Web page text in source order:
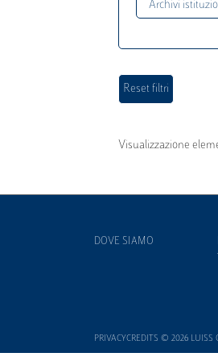
Archivi
Visualizzazione
DOVE SIAMO
PRIVACYCREDITS © 2026 LUISS